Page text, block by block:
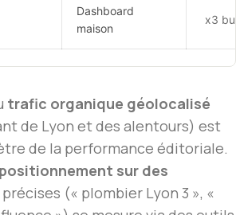
Dashboard
maison
x3
trafic organique géolocalisé
de Lyon et des alentours) est
de la performance éditoriale.
positionnement sur des
précises (« plombier Lyon 3 », «